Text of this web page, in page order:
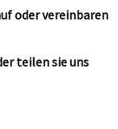
oder vereinbaren
teilen sie uns